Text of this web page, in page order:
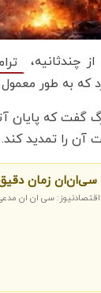
چندثانیه،
قرار بود روز سه‌شنبه ۲۱
گفت که
آن را تمدید کند.
سی‌ان‌ان زمان دقیق
اقتصادنیوز: سی ان ان